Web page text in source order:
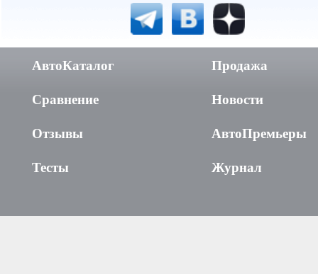
АвтоКаталог
Сравнение
Отзывы
Тесты
Продажа
Новости
АвтоПремьеры
Журнал